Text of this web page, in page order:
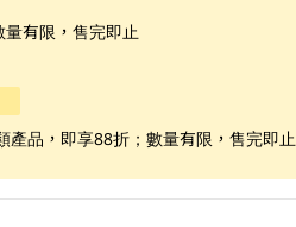
有限，售完即止
產品，即享88折；數量有限，售完即止